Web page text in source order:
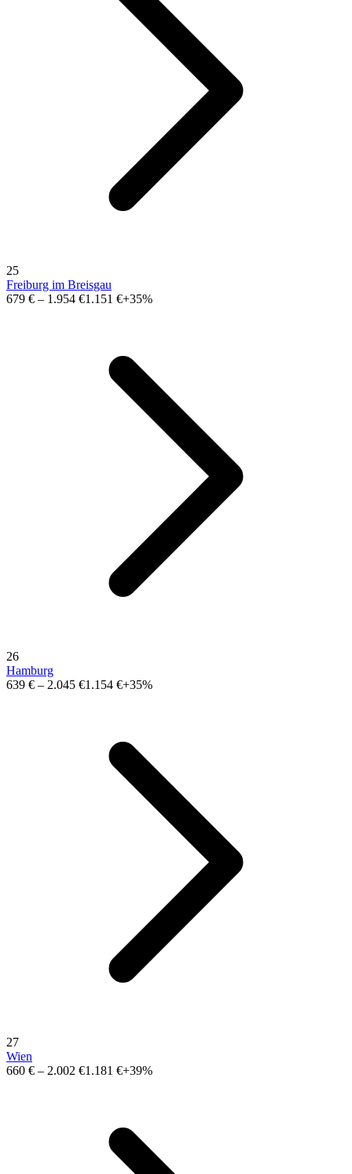
25
Freiburg im Breisgau
679 € – 1.954 €1.151 €+35%
26
Hamburg
639 € – 2.045 €1.154 €+35%
27
Wien
660 € – 2.002 €1.181 €+39%